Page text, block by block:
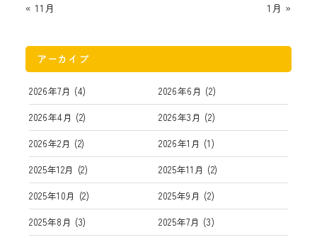
« 11月
1月 »
アーカイブ
2026年7月 (4) 2026年6月 (2)
2026年4月 (2) 2026年3月 (2)
2026年2月 (2) 2026年1月 (1)
2025年12月 (2) 2025年11月 (2)
2025年10月 (2) 2025年9月 (2)
2025年8月 (3) 2025年7月 (3)